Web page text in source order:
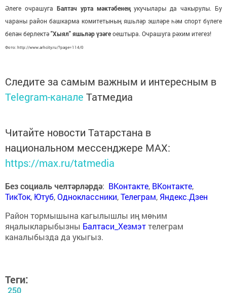
Әлеге очрашуга Балтач урта мәктәбенеңукучылары да чакырулы. Бу
чараны район башкарма комитетының яшьләр эшләре һәм спорт бүлеге
белән берлектә"Хыял" яшьләр үзәгеоештыра. Очрашуга рәхим итегез!
Фото: http://www.arhcity.ru/?page=114/0
Следите за самым важным и интересным в
Telegram-канале Татмедиа
Читайте новости Татарстана в
национальном мессенджере MАХ:
https://max.ru/tatmedia
Без социаль челтәрләрдә: ВКонтакте, ВКонтакте,
ТикТок, Ютуб,Одноклассники,Телеграм, Яндекс.Дзен
Район тормышына кагылышлы иң мөһим
яңалыкларыбызны Балтаси_Хезмэттелеграм
каналыбызда да укыгыз.
Теги:
250